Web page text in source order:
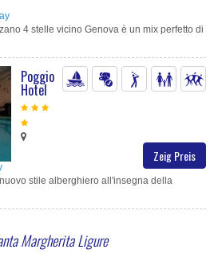
4 stelle vicino Genova è un mix perfetto di
Zeig Preis
Poggio
Hotel
stile alberghiero all'insegna della
Margherita Ligure